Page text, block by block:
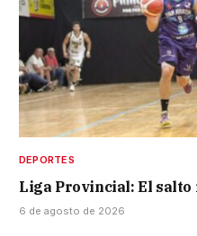
DEPORTES
Liga Provincial: El
6 de agosto de 2026